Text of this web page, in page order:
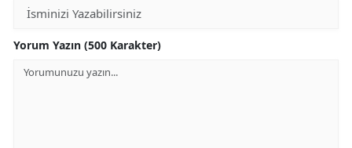
Yorum Yazın (500 Karakter)